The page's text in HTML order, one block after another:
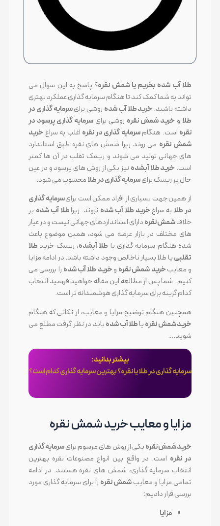
طلا آب شده بخریم یا شمش نقره؟ پاسخ به این سوال می
تواند به شما کمک کند تا هنگام سرمایه گذاری عملکرد بهتری
داشته باشید.خرید طلا آب شده روشی برایسرمایه گذاری در
طلا و خرید شمش نقره روشی برای سرمایه گذاری پرسود در
نقره است. هنگامسرمایه گذاری در نقره اغلب به سراغ خرید
شمش نقره می روند زیرا شمش های نقره طبق استاندارد
های جهانی تولید می شوند و ریسک تقلب در آن ها کمتر
است.خرید طلا آبشده نیز یکی از روش های پرسود و در عین
حال پر ریسک برایسرمایه گذاری در طلامحسوب می شود.
از همین جهت بسیاری از افراد ممکن است برایسرمایه گذاری
در طلا به سراغخرید طلا آب شده نروند. زیراطلا آب شده بر
خلافشمش نقرهدارای استانداردهای جهانی نیست و در عیار
های مختلف در بازار عرضه می شود، همین موضوع باعث
شده هنگام سرمایه گذاری با طلا آبشده، ریسک خرید طلا
تقلبییا طلا بسیار ناخالص وجود داشته باشد. در ادامه مزایا
و معایبخرید شمش نقره وخرید طلا آب شده را بررسی می
کنیم. شما پس از مطالعه این مقاله خواهید فهمید انتخاب
کدام گزینه برای سرمایه گذاری هوشمندانه تر است.
همچنین هنگام توضیح مزایا و معایب، از نکاتی که هنگام
خرید شمش نقرهیاطلا آب شدهباید در نظر گرفت مطلع می
شوید….
بیشتر بدانید :
سرمایه گذاری در طلا یا نقره؟ بهترین سرمایه گذاری کدام است؟
مزایا و معایب خرید شمش نقره
خرید شمش نقرهیکی از روش های مرسوم برایسرمایه گذاری
در نقره است. در واقع بین انواع مصنوعات نقره بهترین
انتخاب سرمایه گذاری، شمش های نقره هستند. در ادامه
تمامی مزایا و معایبشمش نقره را برای سرمایه گذاری مورد
بررسی قرار دادیم:
مزایا